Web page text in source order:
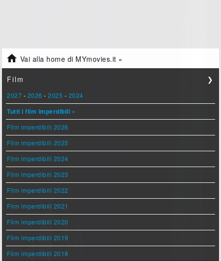
 Vai alla home di MYmovies.it »
Film ❯
2027 - 2026 -2025 - 2024
Tutti i film imperdibili »
Film imperdibili 2026
Film imperdibili 2025
Film imperdibili 2024
Film imperdibili 2023
Film imperdibili 2022
Film imperdibili 2021
Film imperdibili 2020
Film imperdibili 2019
Film imperdibili 2018